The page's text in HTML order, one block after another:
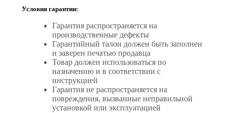
Условия гарантии:
Гарантия распространяется на
производственные дефекты
Гарантийный талон должен быть заполнен
и заверен печатью продавца
Товар должен использоваться по
назначению и в соответствии с
инструкцией
Гарантия не распространяется на
повреждения, вызванные неправильной
установкой или эксплуатацией